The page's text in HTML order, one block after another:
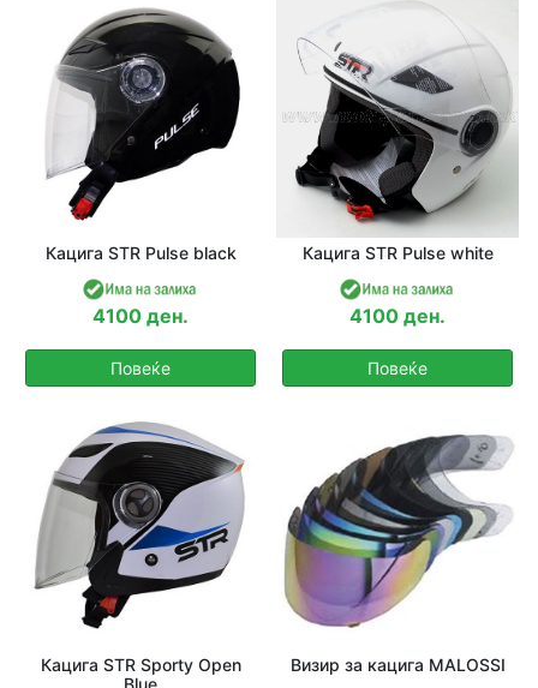
Кацига STR Pulse black
4100 ден.
Повеќе
Кацига STR Pulse white
4100 ден.
Повеќе
Кацига STR Sporty Open
Blue
Визир за кацига MALOSSI